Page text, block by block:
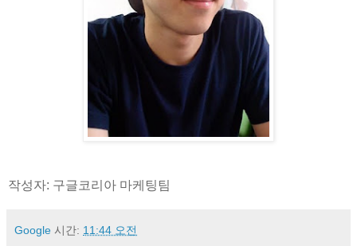
작성자: 구글코리아 마케팅팀
Google 시간: 11:44 오전